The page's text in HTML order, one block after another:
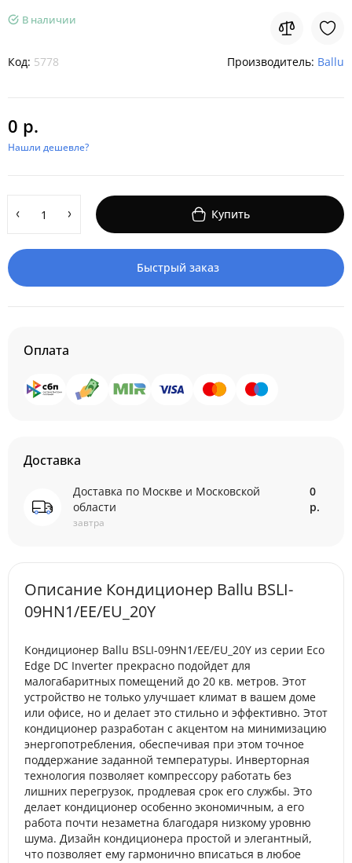
В наличии
Код: 5778 Производитель: Ballu
0 р.
Нашли дешевле?
Купить
Быстрый заказ
Оплата
Доставка
Доставка по Москве и Московской
области
завтра
0
р.
Описание Кондиционер Ballu BSLI-
09HN1/EE/EU_20Y
Кондиционер Ballu BSLI-09HN1/EE/EU_20Y из серии Eco
Edge DC Inverter прекрасно подойдет для
малогабаритных помещений до 20 кв. метров. Этот
устройство не только улучшает климат в вашем доме
или офисе, но и делает это стильно и эффективно. Этот
кондиционер разработан с акцентом на минимизацию
энергопотребления, обеспечивая при этом точное
поддержание заданной температуры. Инверторная
технология позволяет компрессору работать без
лишних перегрузок, продлевая срок его службы. Это
делает кондиционер особенно экономичным, а его
работа почти незаметна благодаря низкому уровню
шума. Дизайн кондиционера простой и элегантный,
что позволяет ему гармонично вписаться в любое